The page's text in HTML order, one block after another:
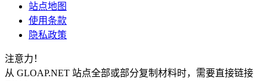
站点地图
使用条款
隐私政策
注意力！
从 GLOAP.NET 站点全部或部分复制材料时，需要直接链接